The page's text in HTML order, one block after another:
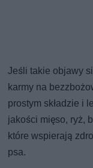
Jeśli takie objawy
karmy na
prostym składzie i
jakości mięso, ryż,
które wspierają
psa.